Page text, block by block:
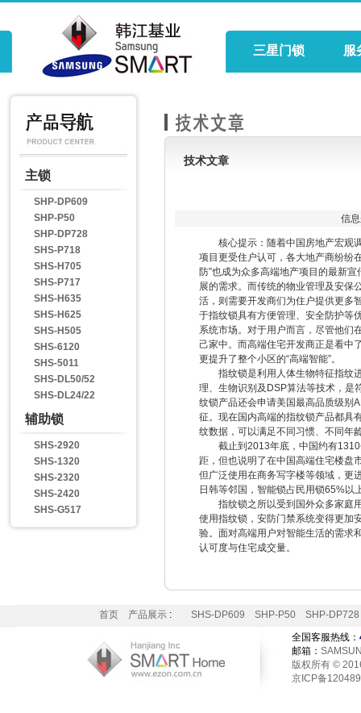
三星门锁 服
主锁
SHP-DP609
SHP-P50
SHP-DP728
SHS-P718
SHS-H705
SHS-P717
SHS-H635
SHS-H625
SHS-H505
SHS-6120
SHS-5011
SHS-DL50/52
SHS-DL24/22
辅助锁
SHS-2920
SHS-1320
SHS-2320
SHS-2420
SHS-G517
技术文章
信
核心提示：随着中国房地产宏观调
项目更受住户认可，各大地产商纷纷
防”也成为众多高端地产项目的最新
展的需求。而传统的物业管理及安保
活，则需要开发商们为住户提供更
于指纹锁具有方便管理、安全防护等
系统市场。对于用户而言，尽管他们
己家中。而高端住宅开发商正是看中
更提升了整个小区的“高端智能”。
指纹锁是利用人体生物特征指纹进
理、生物识别及DSP算法等技术，是
纹锁产品还会申请美国最高品质级别
征。现在国内高端的指纹锁产品都具
纹数据，可以满足不同习惯、不同年
截止到2013年底，中国约有1310
距，但也说明了在中国高端住宅楼盘
但广泛使用在商务写字楼等领域，更
日韩等邻国，智能锁占民用锁65%以
指纹锁之所以受到国外众多家庭用
使用指纹锁，安防门禁系统变得更加
验。面对高端用户对智能生活的需求
认可度与住宅成交量。
首页 产品展示: SHS-DP609 SHP-P50
SHP-DP728
全国客服热线：
邮箱：
版权所有 ©
京ICP备